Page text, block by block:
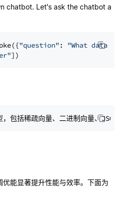
chatbot. Let's ask the chatbot a
"question" : "What data
能显著提升性能与效率。下面为